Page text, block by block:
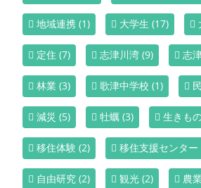
地域連携 (1) 大学生 (17)
定住 (7) 志津川湾 (9) 志
林業 (3) 歌津中学校 (1)
減災 (5) 牡蠣 (3) 生きも
移住体験 (2) 移住支援センター
自由研究 (2) 観光 (2) 農